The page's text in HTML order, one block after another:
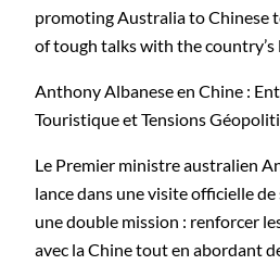
promoting Australia to Chinese
of tough talks with the country’s
Anthony Albanese en Chine :
Touristique et Tensions
Le Premier ministre australien
lance dans une visite officielle
une double mission : renforcer
avec la Chine tout en abordant